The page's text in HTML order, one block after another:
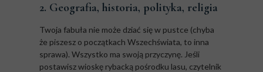
2. Geografia, historia, polityka, religia
Twoja fabuła nie może dziać się w pustce (chyba
że piszesz o początkach Wszechświata, to inna
sprawa). Wszystko ma swoją przyczynę. Jeśli
postawisz wioskę rybacką pośrodku lasu, czytelnik